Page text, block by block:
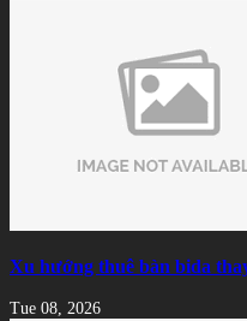
Xu hướng thuê bàn bida
Tue 08, 2026